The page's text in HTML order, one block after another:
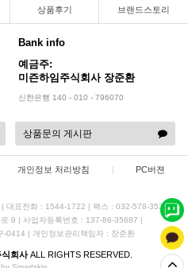
상품후기 브랜드스토리
Bank info
예금주:
미즌하임주식회사 장준환
신한은행 140 - 010 - 796070
상품문의 게시판
개인정보 처리방침 | PC버젼
| 대표전화 : 1544-1722 | 팩스 : 032-578-3538 |
9 | 사업자등록번호 : 137-86-35687 |
-0414 | 개인정보관리책임자 : 장준환
식회사ALL RIGHTS RESERVED.